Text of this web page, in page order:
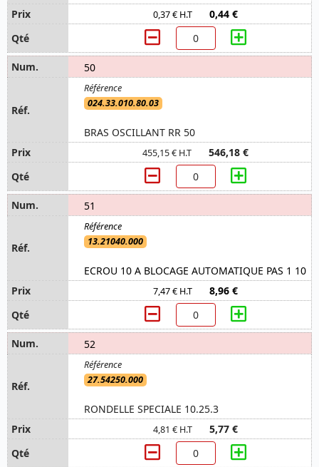
0,37 € H.T 0,44 €
50
024.33.010.80.03
BRAS OSCILLANT RR 50
455,15 € H.T 546,18 €
51
13.21040.000
ECROU 10 A BLOCAGE AUTOMATIQUE PAS 1 10
7,47 € H.T 8,96 €
52
27.54250.000
RONDELLE SPECIALE 10.25.3
4,81 € H.T 5,77 €